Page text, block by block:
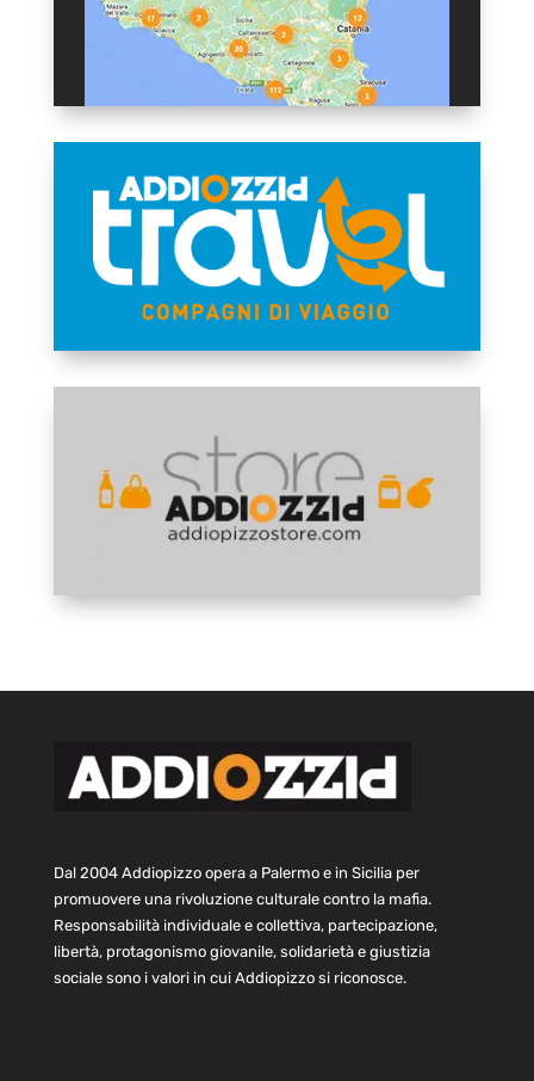
Dal 2004 Addiopizzo opera a Palermo e in Sicilia per
promuovere una rivoluzione culturale contro la mafia.
Responsabilità individuale e collettiva, partecipazione,
libertà, protagonismo giovanile, solidarietà e giustizia
sociale sono i valori in cui Addiopizzo si riconosce.